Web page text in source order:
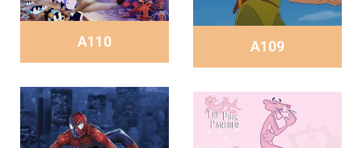
A109
A110